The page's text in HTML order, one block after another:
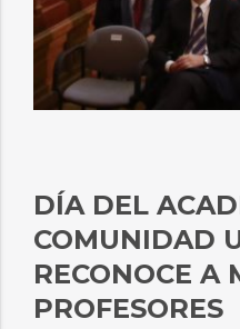
DÍA DEL
COMUNIDAD
RECONOCE A
PROFESORES